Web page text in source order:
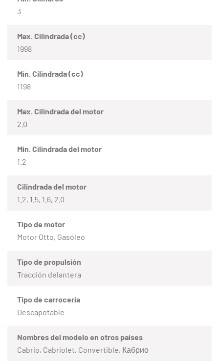
3
Max. Cilindrada (cc)
1998
Mín. Cilindrada (cc)
1198
Max. Cilindrada del motor
2.0
Mín. Cilindrada del motor
1.2
Cilindrada del motor
1.2, 1.5, 1.6, 2.0
Tipo de motor
Motor Otto, Gasóleo
Tipo de propulsión
Tracción delantera
Tipo de carrocería
Descapotable
Nombres del modelo en otros países
Cabrio, Cabriolet, Convertible, Кабрио